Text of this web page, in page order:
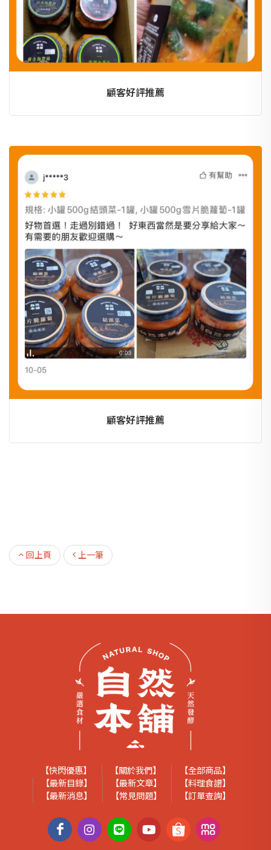
顧客好評推薦
顧客好評推薦
回上頁 上一筆
【快閃優惠】 【關於我們】
【全部商品】
【最新目錄】
【最新文章】
【料理食譜】
【最新消息】
【常見問題】 【訂單查詢】